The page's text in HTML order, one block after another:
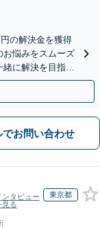
の解決金を獲得
悩みをスムーズ
に解決を目指し
でお問い合わせ
ンタビュー
見る
東京都